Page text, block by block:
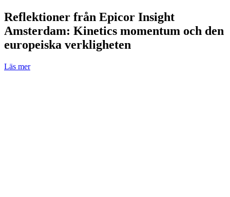
Reflektioner från Epicor Insight
Amsterdam: Kinetics momentum och den
europeiska verkligheten
Läs mer